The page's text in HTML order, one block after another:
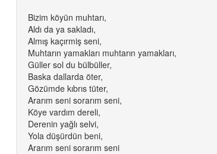
Bizim köyün muhtarı,
Aldı da ya sakladı,
Almış kaçırmiş seni,
Muhtarın yamakları muhtarın yamakları,
Güller sol du bülbüller,
Baska dallarda öter,
Gözümde kıbrıs tüter,
Ararım seni sorarım seni,
Köye vardım dereli,
Derenin yağlı selvi,
Yola düşürdün beni,
Ararım seni sorarım seni